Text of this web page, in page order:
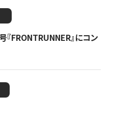
FRONTRUNNER』にコン